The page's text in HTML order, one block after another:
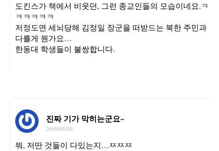
도킨스가 책에서 비웃던, 그런 종교인들의 모습이네요.ㅋ
ㅋㅋㅋㅋㅋ
저정도면 세뇌당해 김정일 장군을 떠받드는 북한 주민과
다를게 뭔가요…
한동대 학생들이 불쌍합니다.
진짜 기가 막히는군요~
2009/05/30
뭐, 저딴 것들이 다있는지…ㅉㅉㅉ